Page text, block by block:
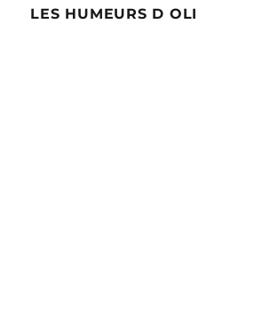
LES HUMEURS D OLI